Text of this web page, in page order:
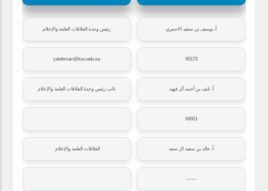
أ. يوسف بن سعيد الاحمري رئيس وحدة العلاقات العامة والإعلام
65173
yalahmari@ksu.edu.sa
أ. نايف بن أحمد اَل فهيد نائب رئيس وحدة العلاقات العامة والإعلام
63021
أ. خالد بن سعيد ال سعد العلاقات العامة والإعلام
------